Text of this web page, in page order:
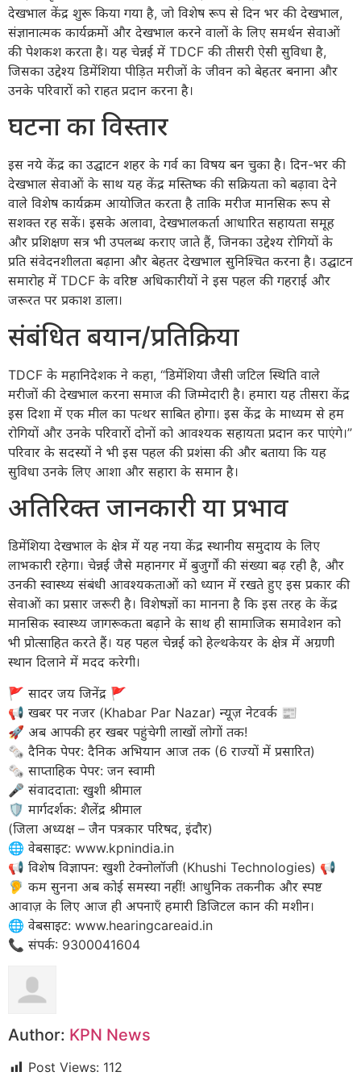
देखभाल केंद्र शुरू किया गया है, जो विशेष रूप से दिन भर की देखभाल,
संज्ञानात्मक कार्यक्रमों और देखभाल करने वालों के लिए समर्थन सेवाओं
की पेशकश करता है। यह चेन्नई में TDCF की तीसरी ऐसी सुविधा है,
जिसका उद्देश्य डिमेंशिया पीड़ित मरीजों के जीवन को बेहतर बनाना और
उनके परिवारों को राहत प्रदान करना है।
घटना का विस्तार
इस नये केंद्र का उद्घाटन शहर के गर्व का विषय बन चुका है। दिन-भर की
देखभाल सेवाओं के साथ यह केंद्र मस्तिष्क की सक्रियता को बढ़ावा देने
वाले विशेष कार्यक्रम आयोजित करता है ताकि मरीज मानसिक रूप से
सशक्त रह सकें। इसके अलावा, देखभालकर्ता आधारित सहायता समूह
और प्रशिक्षण सत्र भी उपलब्ध कराए जाते हैं, जिनका उद्देश्य रोगियों के
प्रति संवेदनशीलता बढ़ाना और बेहतर देखभाल सुनिश्चित करना है। उद्घाटन
समारोह में TDCF के वरिष्ठ अधिकारीयों ने इस पहल की गहराई और
जरूरत पर प्रकाश डाला।
संबंधित बयान/प्रतिक्रिया
TDCF के महानिदेशक ने कहा, “डिमेंशिया जैसी जटिल स्थिति वाले
मरीजों की देखभाल करना समाज की जिम्मेदारी है। हमारा यह तीसरा केंद्र
इस दिशा में एक मील का पत्थर साबित होगा। इस केंद्र के माध्यम से हम
रोगियों और उनके परिवारों दोनों को आवश्यक सहायता प्रदान कर पाएंगे।”
परिवार के सदस्यों ने भी इस पहल की प्रशंसा की और बताया कि यह
सुविधा उनके लिए आशा और सहारा के समान है।
अतिरिक्त जानकारी या प्रभाव
डिमेंशिया देखभाल के क्षेत्र में यह नया केंद्र स्थानीय समुदाय के लिए
लाभकारी रहेगा। चेन्नई जैसे महानगर में बुजुर्गों की संख्या बढ़ रही है, और
उनकी स्वास्थ्य संबंधी आवश्यकताओं को ध्यान में रखते हुए इस प्रकार की
सेवाओं का प्रसार जरूरी है। विशेषज्ञों का मानना है कि इस तरह के केंद्र
मानसिक स्वास्थ्य जागरूकता बढ़ाने के साथ ही सामाजिक समावेशन को
भी प्रोत्साहित करते हैं। यह पहल चेन्नई को हेल्थकेयर के क्षेत्र में अग्रणी
स्थान दिलाने में मदद करेगी।
​🚩 सादर जय जिनेंद्र 🚩
​📢 खबर पर नजर (Khabar Par Nazar) न्यूज़ नेटवर्क 📰
🚀 अब आपकी हर खबर पहुंचेगी लाखों लोगों तक!
​🗞️ दैनिक पेपर: दैनिक अभियान आज तक (6 राज्यों में प्रसारित)
🗞️ साप्ताहिक पेपर: जन स्वामी
​🎤 संवाददाता: खुशी श्रीमाल
🛡️ मार्गदर्शक: शैलेंद्र श्रीमाल
(जिला अध्यक्ष – जैन पत्रकार परिषद, इंदौर)
​🌐 वेबसाइट: www.kpnindia.in
​📢 विशेष विज्ञापन: खुशी टेक्नोलॉजी (Khushi Technologies) 📢
🦻 कम सुनना अब कोई समस्या नहीं! आधुनिक तकनीक और स्पष्ट
आवाज़ के लिए आज ही अपनाएँ हमारी डिजिटल कान की मशीन।
​🌐 वेबसाइट: www.hearingcareaid.in
📞 संपर्क: 9300041604
Author: KPN News
Post Views: 112